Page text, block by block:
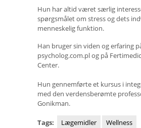
Hun har altid været særlig
spørgsmålet om stress og dets
menneskelig funktion.
Han bruger sin viden og erfaring
psycholog.com.pl og på
Center.
Hun gennemførte et kursus i
med den verdensberømte
Gonikman.
Tags: Lægemidler
Wellness